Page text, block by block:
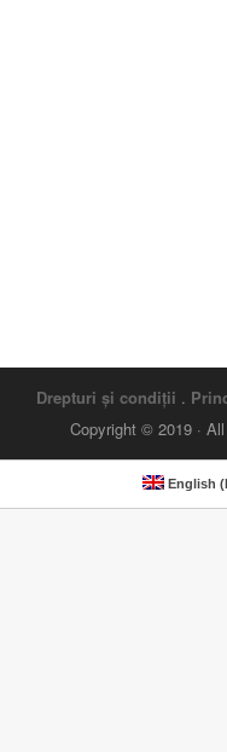
Drepturi și condiții .
Copyright © 2019 ·
English (